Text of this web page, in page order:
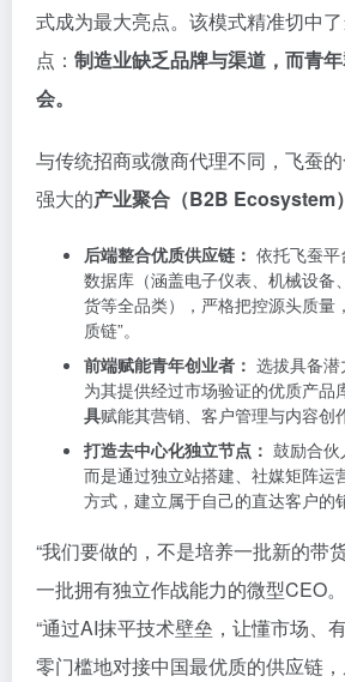
式成为最大亮点。该模式精准切中
点： 制造业缺乏品牌与渠道，而青
会。
与传统招商或微商代理不同，飞蚕
强大的产业聚合（B2B Ecosystem）
后端整合优质供应链：
依托飞蚕
数据库（涵盖电子仪表、机械设备
货等全品类），严格把控源头质量
质链”。
前端赋能青年创业者：
选拔具备潜
为其提供经过市场验证的优质产品
具赋能其营销、客户管理与内容创
打造去中心化独立节点：
鼓励合
而是通过独立站搭建、社媒矩阵运
方式，建立属于自己的直达客户的
“我们要做的，不是培养一批新的带
一批拥有独立作战能力的微型CEO
“通过AI抹平技术壁垒，让懂市场、
零门槛地对接中国最优质的供应链